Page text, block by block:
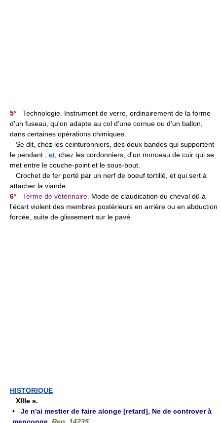
5° Technologie. Instrument de verre, ordinairement de la forme
d'un fuseau, qu'on adapte au col d'une cornue ou d'un ballon,
dans certaines opérations chimiques.
Se dit, chez les ceinturonniers, des deux bandes qui supportent
le pendant ; et , chez les cordonniers, d'un morceau de cuir qui se
met entre le couche-point et le sous-bout.
Crochet de fer porté par un nerf de boeuf tortillé, et qui sert à
attacher la viande.
6°
Terme de vétérinaire. Mode de claudication du cheval dû à
l'écart violent des membres postérieurs en arrière ou en abduction
forcée, suite de glissement sur le pavé.
HISTORIQUE
XIIIe s.
• Je n'ai mestier de faire alonge [retard], Ne de controver à